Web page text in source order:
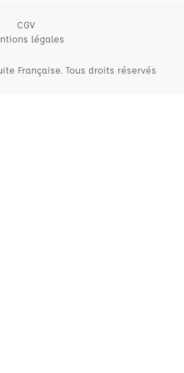
CGV
légales
Française. Tous droits réservés